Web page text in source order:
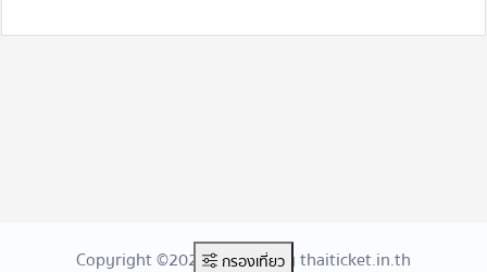
กรองเที่ยว
Copyright ©2026 Created By thaiticket.in.th